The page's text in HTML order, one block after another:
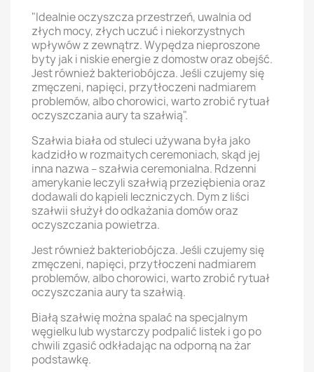
"Idealnie oczyszcza przestrzeń, uwalnia od
złych mocy, złych uczuć i niekorzystnych
wpływów z zewnątrz. Wypędza nieproszone
byty jak i niskie energie z domostw oraz obejść.
Jest również bakteriobójcza. Jeśli czujemy się
zmęczeni, napięci, przytłoczeni nadmiarem
problemów, albo chorowici, warto zrobić rytuał
oczyszczania aury ta szałwią".
Szałwia biała od stuleci używana była jako
kadzidło w rozmaitych ceremoniach, skąd jej
inna nazwa – szałwia ceremonialna. Rdzenni
amerykanie leczyli szałwią przeziębienia oraz
dodawali do kąpieli leczniczych. Dym z liści
szałwii służył do odkażania domów oraz
oczyszczania powietrza.
Jest również bakteriobójcza. Jeśli czujemy się
zmęczeni, napięci, przytłoczeni nadmiarem
problemów, albo chorowici, warto zrobić rytuał
oczyszczania aury ta szałwią.
Białą szałwię można spalać na specjalnym
węgielku lub wystarczy podpalić listek i go po
chwili zgasić odkładając na odporną na żar
podstawkę.